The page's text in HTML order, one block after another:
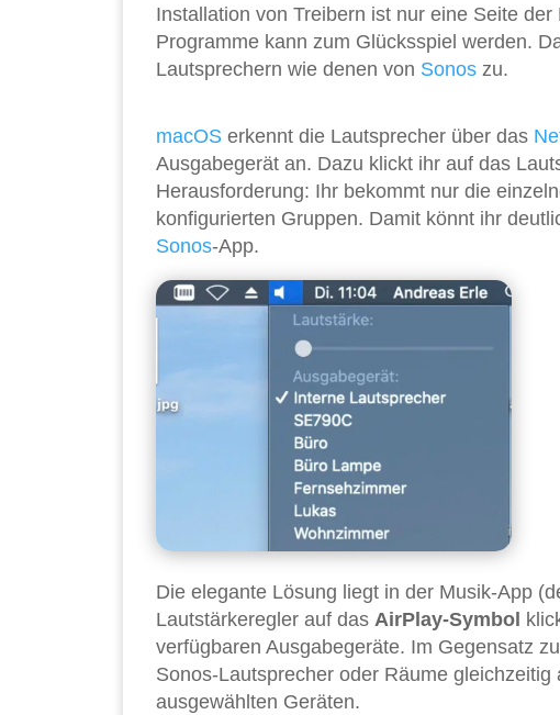
Installation von Treibern ist nur eine Seite der
Programme kann zum Glücksspiel werden.
Lautsprechern wie denen von Sonos zu.
macOS erkennt die Lautsprecher über das
Ausgabegerät an. Dazu klickt ihr auf das
Herausforderung: Ihr bekommt nur die
konfigurierten Gruppen. Damit könnt ihr
Sonos-App.
Die elegante Lösung liegt in der Musik-App
Lautstärkeregler auf das AirPlay-Symbol
verfügbaren Ausgabegeräte. Im Gegensatz
Sonos-Lautsprecher oder Räume
ausgewählten Geräten.